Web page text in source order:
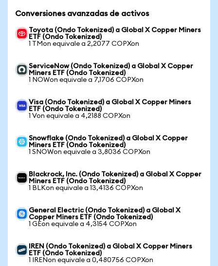
Conversiones avanzadas de activos
Toyota (Ondo Tokenized) a Global X Copper Miners
ETF (Ondo Tokenized)
1 TMon equivale a 2,2077 COPXon
ServiceNow (Ondo Tokenized) a Global X Copper
Miners ETF (Ondo Tokenized)
1 NOWon equivale a 7,1706 COPXon
Visa (Ondo Tokenized) a Global X Copper Miners
ETF (Ondo Tokenized)
1 Von equivale a 4,2188 COPXon
Snowflake (Ondo Tokenized) a Global X Copper
Miners ETF (Ondo Tokenized)
1 SNOWon equivale a 3,8036 COPXon
Blackrock, Inc. (Ondo Tokenized) a Global X Copper
Miners ETF (Ondo Tokenized)
1 BLKon equivale a 13,4136 COPXon
General Electric (Ondo Tokenized) a Global X
Copper Miners ETF (Ondo Tokenized)
1 GEon equivale a 4,3154 COPXon
IREN (Ondo Tokenized) a Global X Copper Miners
ETF (Ondo Tokenized)
1 IRENon equivale a 0,480756 COPXon